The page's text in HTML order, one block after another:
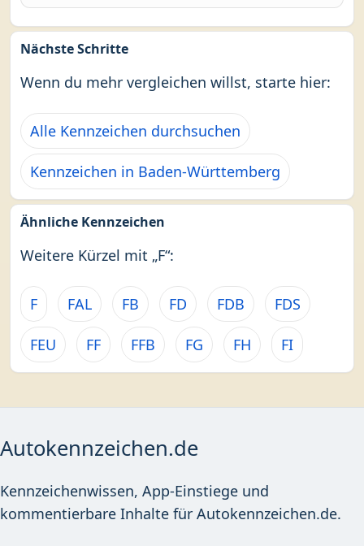
Nächste Schritte
Wenn du mehr vergleichen willst, starte hier:
Alle Kennzeichen durchsuchen
Kennzeichen in Baden-Württemberg
Ähnliche Kennzeichen
Weitere Kürzel mit „F“:
F FAL FB FD FDB FDS
FEU FF FFB FG FH FI
Autokennzeichen.de
Kennzeichenwissen, App-Einstiege und
kommentierbare Inhalte für Autokennzeichen.de.